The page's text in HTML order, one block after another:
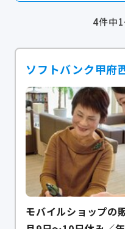
4件中
ソフトバンク甲府
モバイルショップ